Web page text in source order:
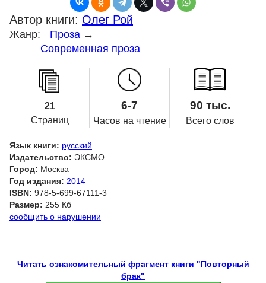
Автор книги: Олег Рой
Жанр: Проза →
Современная проза
21
Страниц
6-7
Часов на чтение
90 тыс.
Всего слов
Язык книги: русский
Издательство: ЭКСМО
Город: Москва
Год издания: 2014
ISBN: 978-5-699-67111-3
Размер: 255 Кб
сообщить о нарушении
Читать ознакомительный фрагмент книги "Повторный
брак"